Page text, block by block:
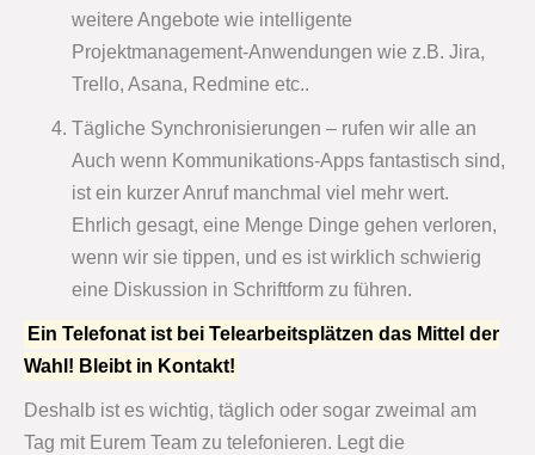
weitere Angebote wie intelligente
Projektmanagement-Anwendungen wie z.B. Jira,
Trello, Asana, Redmine etc..
Tägliche Synchronisierungen – rufen wir alle an
Auch wenn Kommunikations-Apps fantastisch sind,
ist ein kurzer Anruf manchmal viel mehr wert.
Ehrlich gesagt, eine Menge Dinge gehen verloren,
wenn wir sie tippen, und es ist wirklich schwierig
eine Diskussion in Schriftform zu führen.
Ein Telefonat ist bei Telearbeitsplätzen das Mittel der
Wahl! Bleibt in Kontakt!
Deshalb ist es wichtig, täglich oder sogar zweimal am
Tag mit Eurem Team zu telefonieren. Legt die